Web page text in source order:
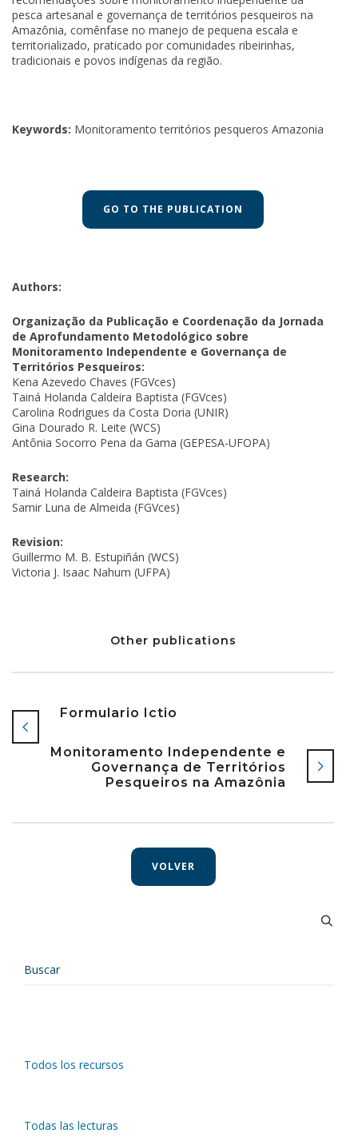
pesca artesanal e governança de territórios pesqueiros na
Amazônia, comênfase no manejo de pequena escala e
territorializado, praticado por comunidades ribeirinhas,
tradicionais e povos indígenas da região.
Keywords: Monitoramento territórios pesqueros Amazonia
GO TO THE PUBLICATION
Authors:
Organização da Publicação e Coordenação da Jornada
de Aprofundamento Metodológico sobre
Monitoramento Independente e Governança de
Territórios Pesqueiros:
Kena Azevedo Chaves (FGVces)
Tainá Holanda Caldeira Baptista (FGVces)
Carolina Rodrigues da Costa Doria (UNIR)
Gina Dourado R. Leite (WCS)
Antônia Socorro Pena da Gama (GEPESA-UFOPA)
Research:
Tainá Holanda Caldeira Baptista (FGVces)
Samir Luna de Almeida (FGVces)
Revision:
Guillermo M. B. Estupiñán (WCS)
Victoria J. Isaac Nahum (UFPA)
Other publications
Formulario Ictio
Monitoramento Independente e
Governança de Territórios
Pesqueiros na Amazônia
VOLVER
Todos los recursos
Todas las lecturas